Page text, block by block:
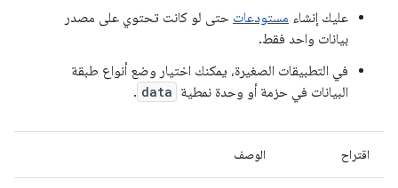
عليك إنشاء مستودعات حتى لو كانت تحتوي على مصدر
بيانات واحد فقط.
في التطبيقات الصغيرة، يمكنك اختيار وضع أنواع طبقة
البيانات في حزمة أو وحدة نمطية data
.
اقتراح الوصف